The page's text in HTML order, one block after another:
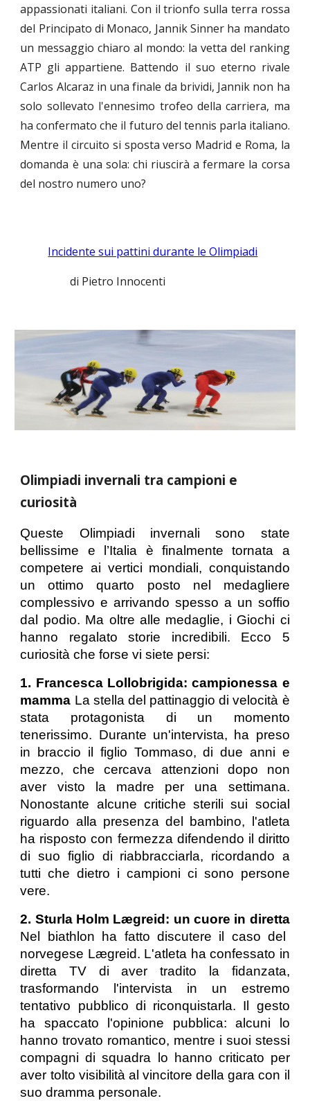
appassionati italiani. Con il trionfo sulla terra rossa
del Principato di Monaco, Jannik Sinner ha mandato
un messaggio chiaro al mondo: la vetta del ranking
ATP gli appartiene. Battendo il suo eterno rivale
Carlos Alcaraz in una finale da brividi, Jannik non ha
solo sollevato l'ennesimo trofeo della carriera, ma
ha confermato che il futuro del tennis parla italiano.
Mentre il circuito si sposta verso Madrid e Roma, la
domanda è una sola: chi riuscirà a fermare la corsa
del nostro numero uno?
Incidente sui pattini durante le Olimpiadi
di Pietro Innocenti
Olimpiadi invernali tra campioni e
curiosità
Queste Olimpiadi invernali sono state
bellissime e l’Italia è finalmente tornata a
competere ai vertici mondiali, conquistando
un ottimo quarto posto nel medagliere
complessivo e arrivando spesso a un soffio
dal podio. Ma oltre alle medaglie, i Giochi ci
hanno regalato storie incredibili. Ecco 5
curiosità che forse vi siete persi:
1. Francesca Lollobrigida: campionessa e
mamma La stella del pattinaggio di velocità è
stata protagonista di un momento
tenerissimo. Durante un'intervista, ha preso
in braccio il figlio Tommaso, di due anni e
mezzo, che cercava attenzioni dopo non
aver visto la madre per una settimana.
Nonostante alcune critiche sterili sui social
riguardo alla presenza del bambino, l'atleta
ha risposto con fermezza difendendo il diritto
di suo figlio di riabbracciarla, ricordando a
tutti che dietro i campioni ci sono persone
vere.
2. Sturla Holm Lægreid: un cuore in diretta
Nel biathlon ha fatto discutere il caso del
norvegese Lægreid. L'atleta ha confessato in
diretta TV di aver tradito la fidanzata,
trasformando l'intervista in un estremo
tentativo pubblico di riconquistarla. Il gesto
ha spaccato l'opinione pubblica: alcuni lo
hanno trovato romantico, mentre i suoi stessi
compagni di squadra lo hanno criticato per
aver tolto visibilità al vincitore della gara con il
suo dramma personale.